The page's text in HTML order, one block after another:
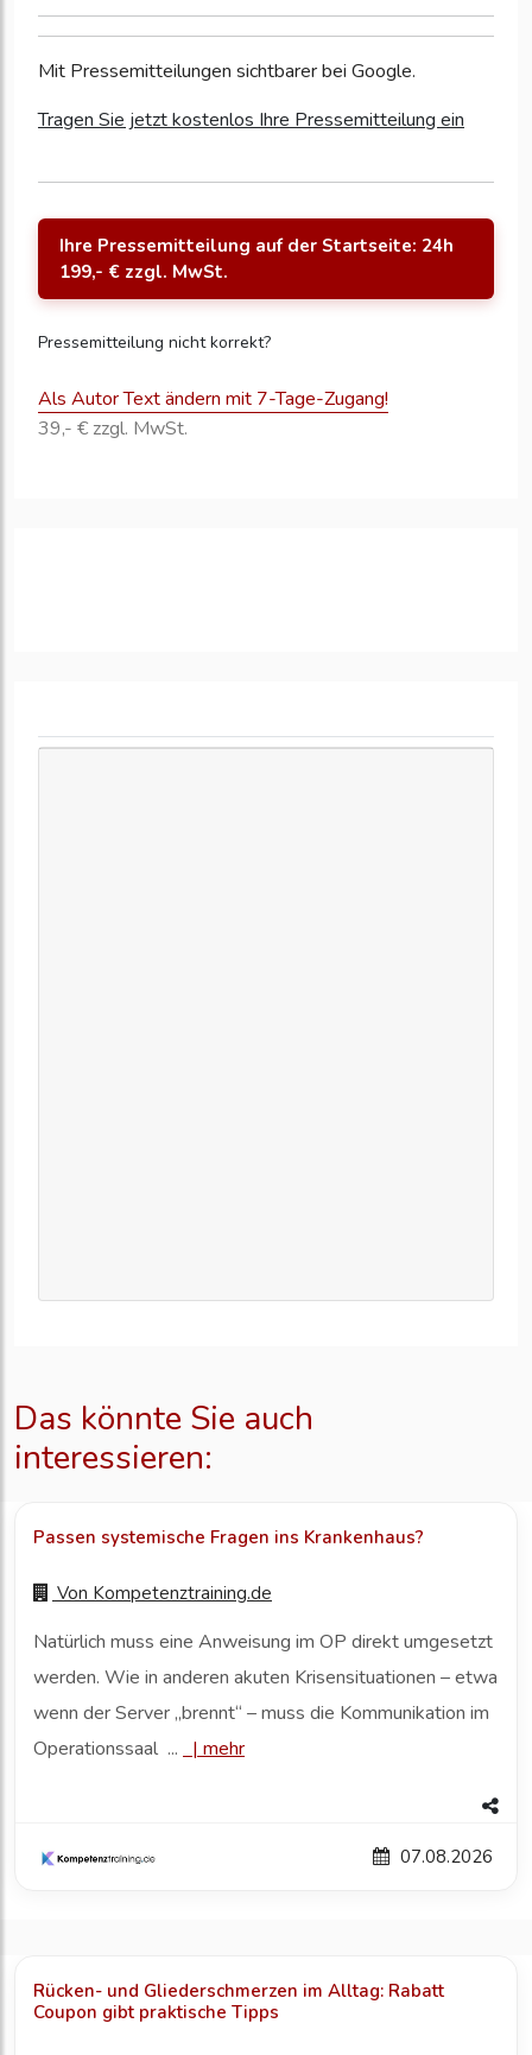
Mit Pressemitteilungen sichtbarer bei Google.
Tragen Sie jetzt kostenlos Ihre Pressemitteilung ein
Ihre Pressemitteilung auf der Startseite: 24h
199,- € zzgl. MwSt.
Pressemitteilung nicht korrekt?
Als Autor Text ändern mit 7-Tage-Zugang!
39,- € zzgl. MwSt.
Das könnte Sie auch
interessieren:
Passen systemische Fragen ins Krankenhaus?
Von Kompetenztraining.de
Natürlich muss eine Anweisung im OP direkt umgesetzt
werden. Wie in anderen akuten Krisensituationen – etwa
wenn der Server „brennt“ – muss die Kommunikation im
Operationssaal ...
| mehr
07.08.2026
Rücken- und Gliederschmerzen im Alltag: Rabatt
Coupon gibt praktische Tipps